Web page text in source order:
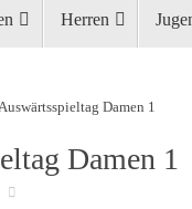
Herren
Damen 1
Damen 1